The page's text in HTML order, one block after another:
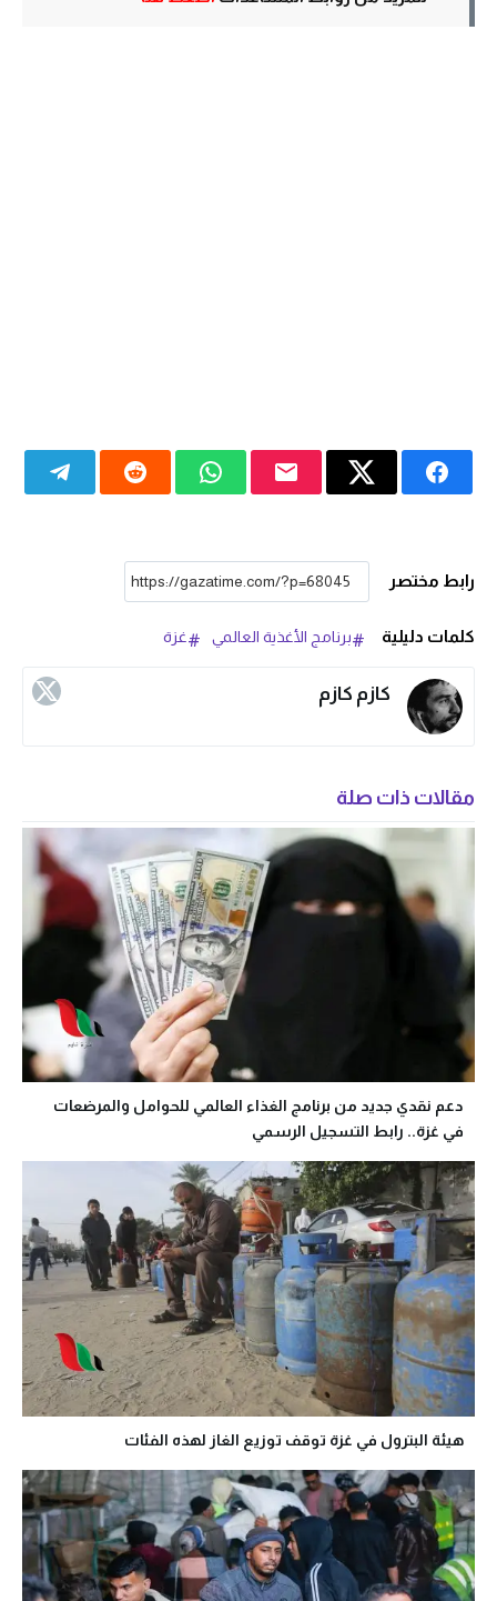
رابط مختصر
كلمات دليلية برنامج الأغذية العالمي غزة
كازم كازم
مقالات ذات صلة
دعم نقدي جديد من برنامج الغذاء العالمي للحوامل والمرضعات
في غزة.. رابط التسجيل الرسمي
هيئة البترول في غزة توقف توزيع الغاز لهذه الفئات